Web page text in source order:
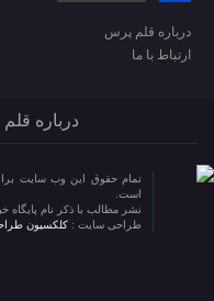
درباره قلم پرس
ارتباط با ما
درباره
تمام حقوق این وب سایت
است.
نشر مطالب با ذکر نام پایگاه
طراحی سایت : کلکسیون